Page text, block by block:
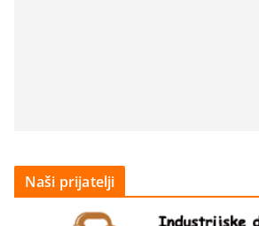
Naši prijatelji